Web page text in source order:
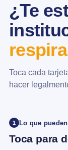
¿Te
Toca cada
hacer
1 Lo que
Toca para